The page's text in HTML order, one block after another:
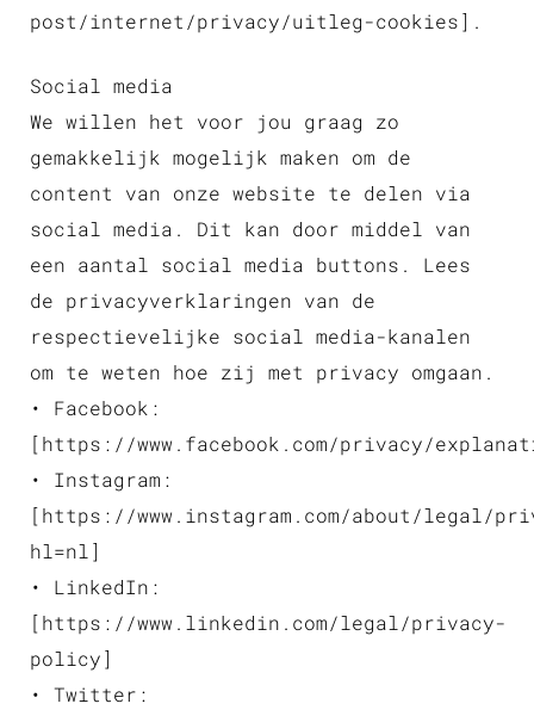
post/internet/privacy/uitleg-cookies].
Social media
We willen het voor jou graag zo
gemakkelijk mogelijk maken om de
content van onze website te delen via
social media. Dit kan door middel van
een aantal social media buttons. Lees
de privacyverklaringen van de
respectievelijke social media-kanalen
om te weten hoe zij met privacy omgaan.
• Facebook:
[https://www.facebook.com/privacy/
• Instagram:
[https://www.instagram.com/about/legal/
hl=nl]
• LinkedIn:
[https://www.linkedin.com/legal/privacy-
policy]
• Twitter: